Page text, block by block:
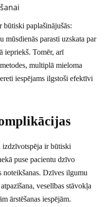
būtiski paplašinājušās:
mūsdienās parasti uzskata par
iepriekš. Tomēr, arī
multiplā mieloma
iespējams ilgstoši efektīvi
izdzīvotspēja ir būtiski
puse pacientu dzīvo
noteikšanas. Dzīves ilgumu
veselības stāvokļa
ārstēšanas iespējām.